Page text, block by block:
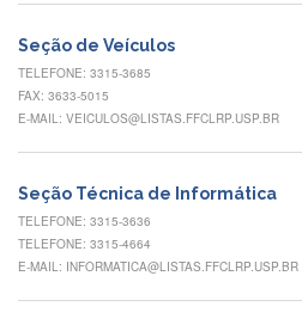
Eventos
de
Inclusão
Pertencimento
Apoio
estudantil
Você
não
Seção de Veículos
TELEFONE: 3315-3685
FAX: 3633-5015
E-MAIL: VEICULOS@LISTAS.FFCLRP.USP.BR
Seção Técnica de Informática
TELEFONE: 3315-3636
TELEFONE: 3315-4664
E-MAIL: INFORMATICA@LISTAS.FFCLRP.USP.BR